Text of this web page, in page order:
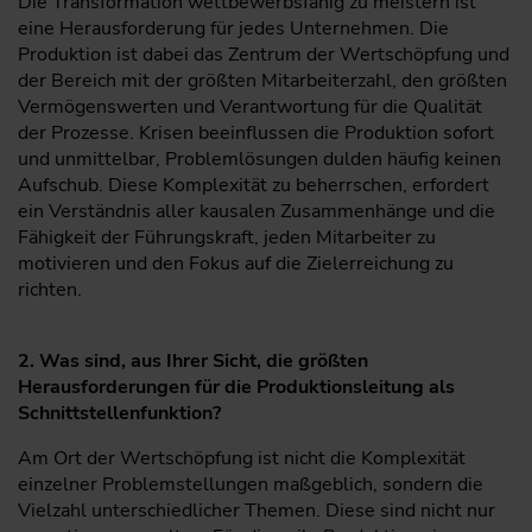
eine Herausforderung für jedes Unternehmen. Die
Produktion ist dabei das Zentrum der Wertschöpfung und
der Bereich mit der größten Mitarbeiterzahl, den größten
Vermögenswerten und Verantwortung für die Qualität
der Prozesse. Krisen beeinflussen die Produktion sofort
und unmittelbar, Problemlösungen dulden häufig keinen
Aufschub. Diese Komplexität zu beherrschen, erfordert
ein Verständnis aller kausalen Zusammenhänge und die
Fähigkeit der Führungskraft, jeden Mitarbeiter zu
motivieren und den Fokus auf die Zielerreichung zu
richten.
2. Was sind, aus Ihrer Sicht, die größten
Herausforderungen für die Produktionsleitung als
Schnittstellenfunktion?
Am Ort der Wertschöpfung ist nicht die Komplexität
einzelner Problemstellungen maßgeblich, sondern die
Vielzahl unterschiedlicher Themen. Diese sind nicht nur